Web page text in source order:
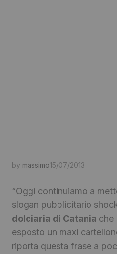
by massimo15/07/2013
“Oggi continuiamo a
slogan pubblicitario
dolciaria di Catania che
esposto un maxi
riporta questa frase a